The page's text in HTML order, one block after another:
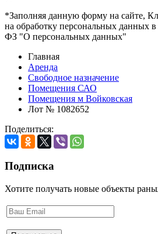
*Заполняя данную форму на сайте,
на обработку персональных данных
ФЗ "О персональных данных"
Главная
Аренда
Свободное назначение
Помещения САО
Помещения м Войковская
Лот № 1082652
Поделиться:
Подписка
Хотите получать новые объекты